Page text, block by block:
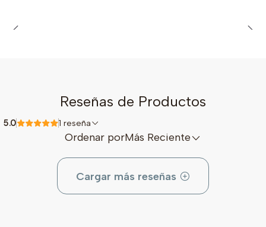
Reseñas de Productos
5.0 1 reseña
Ordenar porMás Reciente
Cargar más reseñas